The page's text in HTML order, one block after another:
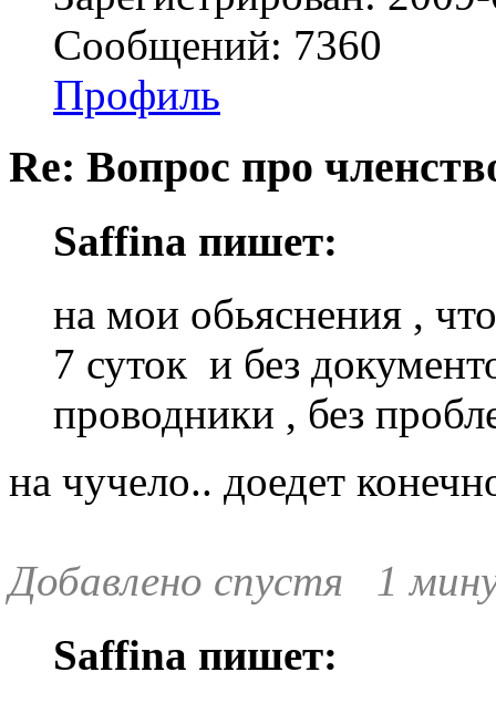
Сообщений: 7360
Профиль
Re: Вопрос про
Saffina пишет:
на мои обьяснения ,
7 суток и без
проводники , без
на чучело.. доедет
Добавлено спустя 1
Saffina пишет: